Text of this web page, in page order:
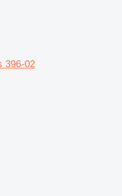
396-02